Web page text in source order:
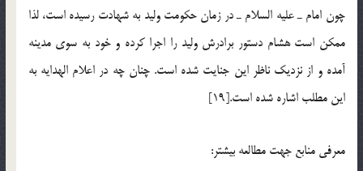
چون امام ـ علیه السلام ـ در زمان حکومت ولید به شهادت رسیده است، لذا
ممکن است هشام دستور برادرش ولید را اجرا کرده و خود به سوی مدینه
آمده و از نزدیک ناظر این جنایت شده است. چنان چه در اعلام الهدایه به
این مطلب اشاره شده است.[19]
معرفی منابع جهت مطالعه بیشتر: